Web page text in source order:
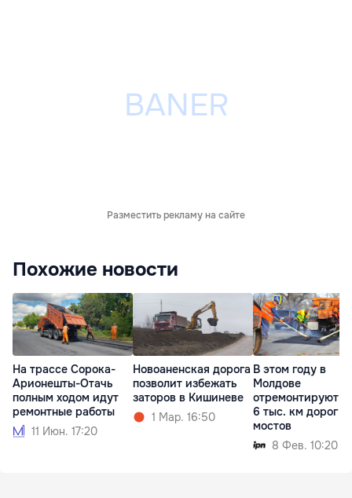
Разместить рекламу на сайте
Похожие новости
На трассе Сорока-
Арионешты-Отачь
полным ходом идут
ремонтные работы
11 Июн. 17:20
Новоаненская дорога
позволит избежать
заторов в Кишиневе
1 Мар. 16:50
В этом году в
Молдове
отремонтируют
6 тыс. км дорог и
мостов
8 Фев. 10:20